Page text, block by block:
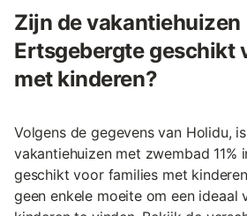
Zijn de vakantiehuizen
Ertsgebergte geschikt
met kinderen?
Volgens de gegevens van Holidu,
vakantiehuizen met zwembad 11%
geschikt voor families met
geen enkele moeite om een ideaal